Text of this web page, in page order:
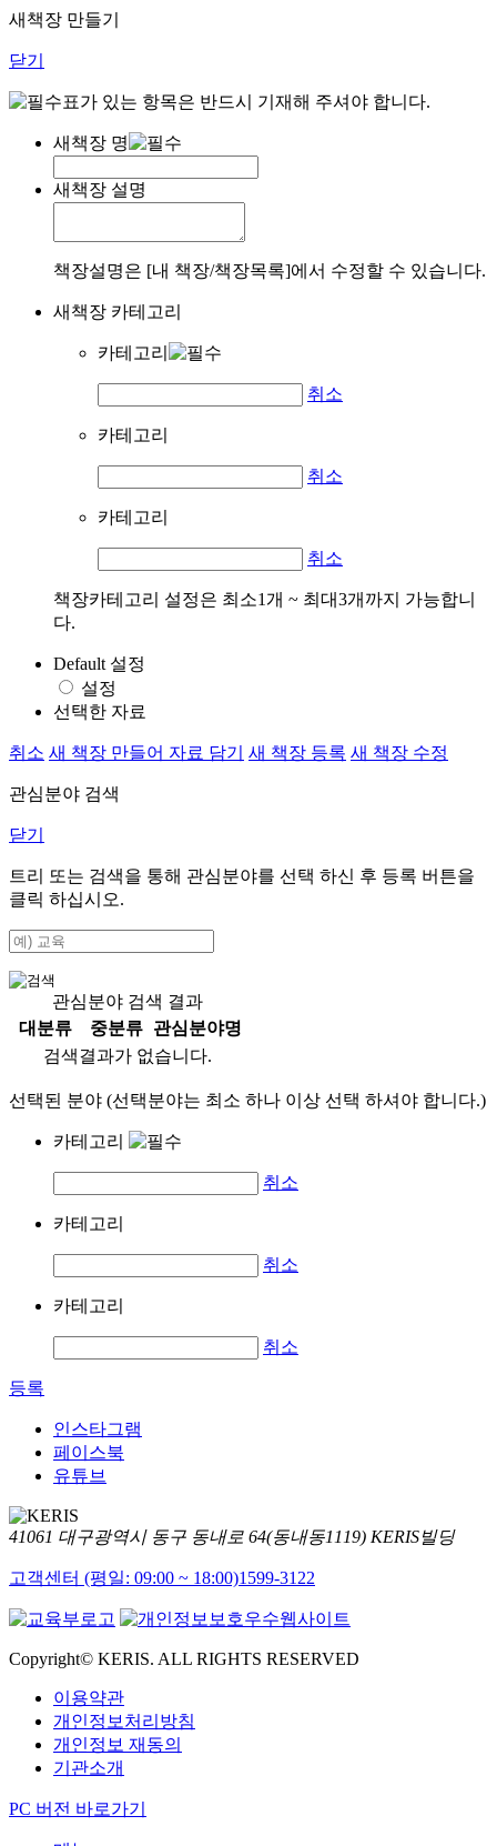
새책장 만들기
닫기
표가 있는 항목은 반드시 기재해 주셔야 합니다.
새책장 명
새책장 설명
책장설명은 [내 책장/책장목록]에서 수정할 수 있습니다.
새책장 카테고리
카테고리
취소
카테고리
취소
카테고리
취소
책장카테고리 설정은 최소1개 ~ 최대3개까지 가능합니
다.
Default 설정
설정
선택한 자료
취소 새 책장 만들어 자료 담기 새 책장 등록 새 책장 수정
관심분야 검색
닫기
트리 또는 검색을 통해 관심분야를 선택 하신 후 등록 버튼을
클릭 하십시오.
관심분야 검색 결과
대분류
중분류
관심분야명
검색결과가 없습니다.
선택된 분야 (선택분야는 최소 하나 이상 선택 하셔야 합니다.)
카테고리
취소
카테고리
취소
카테고리
취소
등록
인스타그램
페이스북
유튜브
41061 대구광역시 동구 동내로 64(동내동1119) KERIS빌딩
고객센터 (평일: 09:00 ~ 18:00)1599-3122
Copyright© KERIS. ALL RIGHTS RESERVED
이용약관
개인정보처리방침
개인정보 재동의
기관소개
PC 버전 바로가기